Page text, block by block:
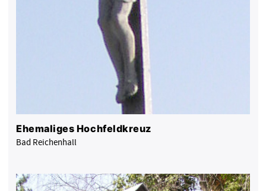
Ehemaliges Hochfeldkreuz
Bad Reichenhall